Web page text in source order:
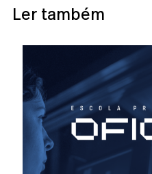
Ler também